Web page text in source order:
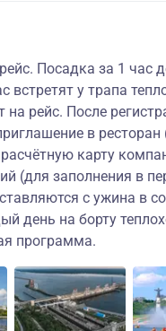
Посадка за 1 час
встретят у трапа
на рейс. После
в ресторан
карту
(для заполнения в
с ужина в
день на борту
программа.